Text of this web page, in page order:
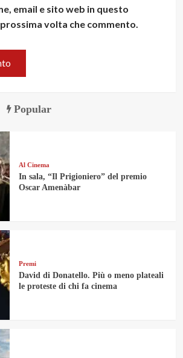
email e sito web in questo
volta che commento.
Popular
Al Cinema
In sala, “Il Prigioniero” del premio
Oscar Amenàbar
Premi
David di Donatello. Più o meno plateali
le proteste di chi fa cinema